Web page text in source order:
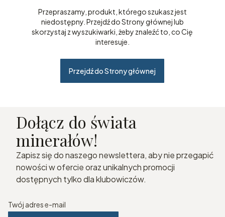
Przepraszamy, produkt, którego szukasz jest
niedostępny. Przejdź do Strony głównej lub
skorzystaj z wyszukiwarki, żeby znaleźć to, co Cię
interesuje.
Przejdź do Strony głównej
Dołącz do świata
minerałów!
Zapisz się do naszego newslettera, aby nie przegapić
nowości w ofercie oraz unikalnych promocji
dostępnych tylko dla klubowiczów.
Twój adres e-mail